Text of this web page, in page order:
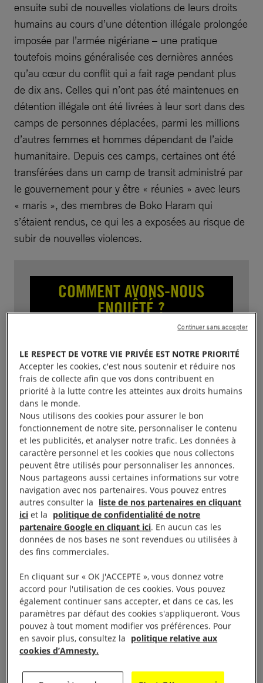
ensuite subi de nouvelles violations de leurs droits
humains au cours d’une détention illégale prolongée
imposée par l’armée nigériane – une pratique
toutefois moins généralisée ces dernières années
qu’au cœur du conflit qui a fait rage pendant plus
de dix ans. Celles qui n’ont pas été maintenues en
détention illégale ont été livrées à leur sort dans des
camps de personnes déplacées, parmi les millions
d’autres femmes et hommes dépendant de l’aide
humanitaire. Depuis ces camps, certaines ont été
transférées dans un camp de transit administré par
le gouvernement pour y être « réunies » avec leurs
« maris », des membres de Boko Haram qui
s’étaient rendus, ce qui les a exposées au risque de
subir de nouvelles violences.
COMMENT AVONS-NOUS
ENQUÊTÉ ?
82 avec des rescapées, qui ont eu lieu en
personne, dans le nord-est du Nigeria, et à
distance, entre 2019 et 2024.
Le 4 avril 2024, Amnesty International a écrit
aux autorités fédérales du Nigeria, aux
autorités de certains États du pays et à des
bureaux des Nations unies pour leur
LE RESPECT DE VOTRE VIE PRIVÉE EST NOTRE PRIORITÉ
Accepter les cookies, c'est nous soutenir et réduire nos
frais de collecte afin que vos dons contribuent en
priorité à la lutte contre les atteintes aux droits humains
dans le monde.
Nous utilisons des cookies pour assurer le bon
fonctionnement de notre site, personnaliser le contenu
et les publicités, et analyser notre trafic. Les données à
caractère personnel et les cookies que nous collectons
peuvent être utilisés pour personnaliser les annonces.
Nous partageons aussi certaines informations sur votre
navigation avec nos partenaires. Vous pouvez entres
autres consulter la liste de nos partenaires en cliquant
ici et la politique de confidentialité de notre
partenaire Google en cliquant ici. En aucun cas les
données de nos bases ne sont revendues ou utilisées à
des fins commerciales.
En cliquant sur « OK J'ACCEPTE », vous donnez votre
accord pour l'utilisation de ces cookies. Vous pouvez
également continuer sans accepter, et dans ce cas, les
paramètres par défaut des cookies s'appliqueront. Vous
pouvez à tout moment modifier vos préférences. Pour
en savoir plus, consultez la politique relative aux
cookies d’Amnesty.
Continuer sans accepter